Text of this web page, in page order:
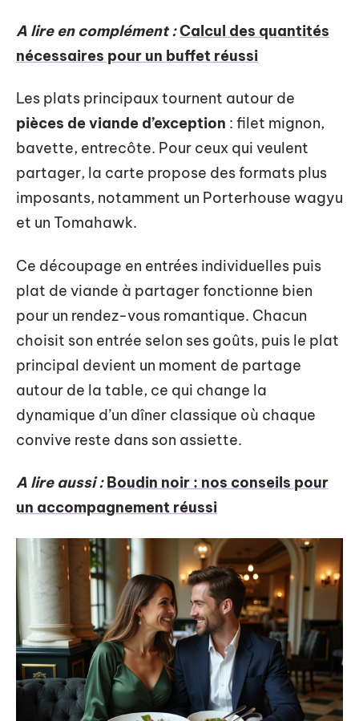
A lire en complément :Calcul des quantités
nécessaires pour un buffet réussi
Les plats principaux tournent autour de
pièces de viande d’exception : filet mignon,
bavette, entrecôte. Pour ceux qui veulent
partager, la carte propose des formats plus
imposants, notamment un Porterhouse wagyu
et un Tomahawk.
Ce découpage en entrées individuelles puis
plat de viande à partager fonctionne bien
pour un rendez-vous romantique. Chacun
choisit son entrée selon ses goûts, puis le plat
principal devient un moment de partage
autour de la table, ce qui change la
dynamique d’un dîner classique où chaque
convive reste dans son assiette.
A lire aussi : Boudin noir : nos conseils pour
un accompagnement réussi